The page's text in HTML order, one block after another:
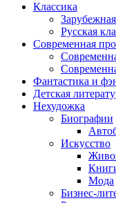
Классика
Русская
Современная
Фантастика и
Детская
Нехудожка
Биографии
Искусство
Мода
Бизнес-